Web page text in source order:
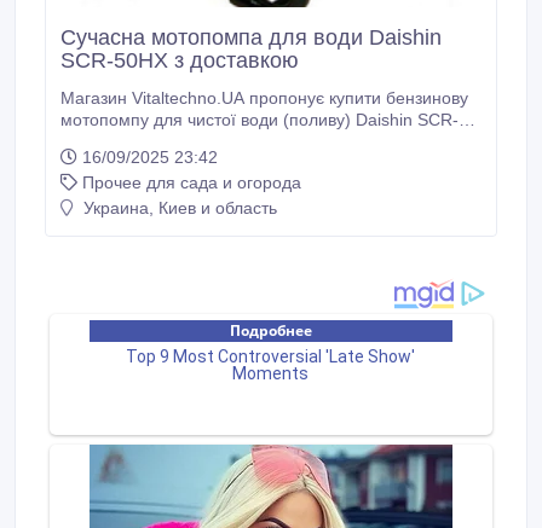
Сучасна мотопомпа для води Daishin
SCR-50HX з доставкою
Магазин Vitaltechno.UA пропонує купити бензинову
мотопомпу для чистої води (поливу) Daishin SCR-
Недорога бензинова мотопомпа для води Daishin
SCR-50HX має такі технічні характеристики: 4-
тактний двигун Honda GX160, ручний старт, об'єм
16/09/2025 23:42
Прочее для сада и огорода
Украина, Киев и область